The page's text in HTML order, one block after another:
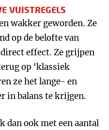
VUISTREGELS
wakker geworden. Ze
op de belofte van
effect. Ze grijpen
op ‘klassiek
ze het lange- en
in balans te krijgen.
dan ook met een aantal